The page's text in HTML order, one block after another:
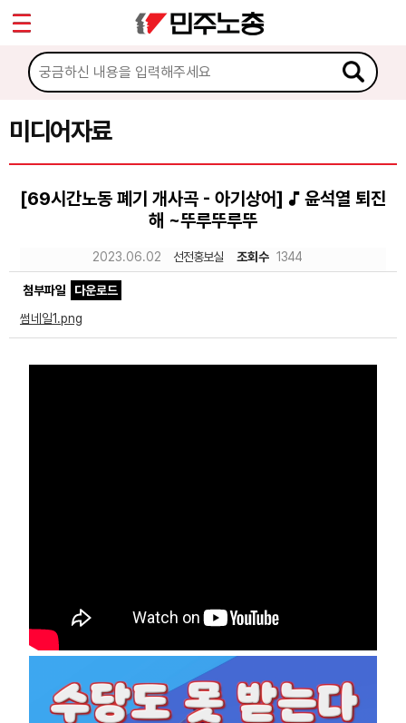
미디어자료
[69시간노동 폐기 개사곡 - 아기상어] ♪ 윤석열 퇴진
해 ~뚜루뚜루뚜
2023.06.02 선전홍보실 조회수 1344
첨부파일
다운로드
썸네일1.png
마이페이지
소개
소식
문서자료
이미지자료
Sketchbook5, 스케치북5
Sketchbook5, 스케치북5